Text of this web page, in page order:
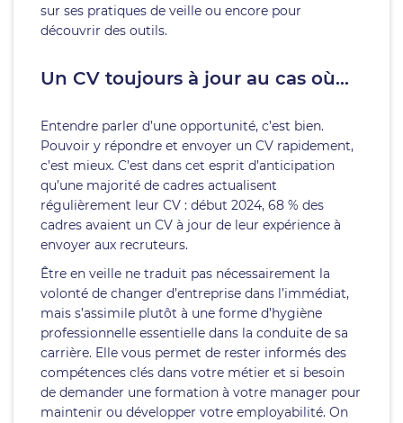
sur ses pratiques de veille ou encore pour
découvrir des outils.
Un CV toujours à jour au cas où…
Entendre parler d’une opportunité, c’est bien.
Pouvoir y répondre et envoyer un CV rapidement,
c’est mieux. C’est dans cet esprit d’anticipation
qu’une majorité de cadres actualisent
régulièrement leur CV : début 2024, 68 % des
cadres avaient un CV à jour de leur expérience à
envoyer aux recruteurs.
Être en veille ne traduit pas nécessairement la
volonté de changer d’entreprise dans l’immédiat,
mais s’assimile plutôt à une forme d’hygiène
professionnelle essentielle dans la conduite de sa
carrière. Elle vous permet de rester informés des
compétences clés dans votre métier et si besoin
de demander une formation à votre manager pour
maintenir ou développer votre employabilité. On